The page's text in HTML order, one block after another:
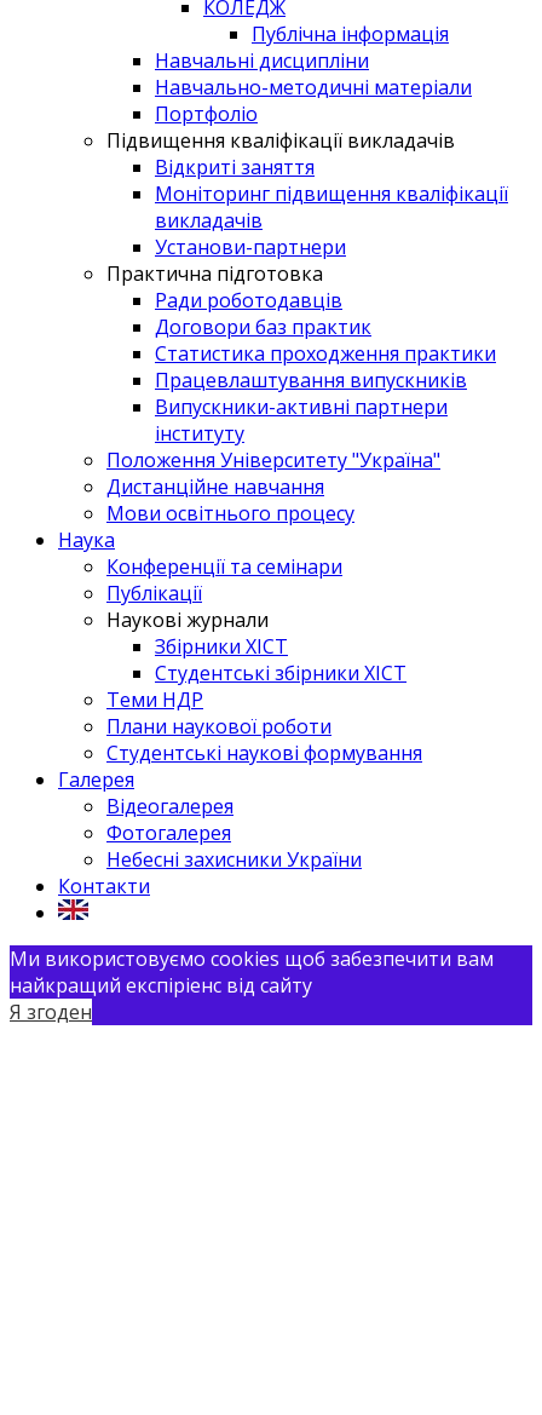
КОЛЕДЖ
Публічна інформація
Навчальні дисципліни
Навчально-методичні матеріали
Портфоліо
Підвищення кваліфікації викладачів
Відкриті заняття
Моніторинг підвищення кваліфікації
викладачів
Установи-партнери
Практична підготовка
Ради роботодавців
Договори баз практик
Статистика проходження практики
Працевлаштування випускників
Випускники-активні партнери
інституту
Положення Університету "Україна"
Дистанційне навчання
Мови освітнього процесу
Наука
Конференції та семінари
Публікації
Наукові журнали
Збірники ХІСТ
Студентські збірники ХІСТ
Теми НДР
Плани наукової роботи
Студентські наукові формування
Галерея
Відеогалерея
Фотогалерея
Небесні захисники України
Контакти
Ми використовуємо cookies щоб забезпечити вам
найкращий експіріенс від сайту
Я згоден